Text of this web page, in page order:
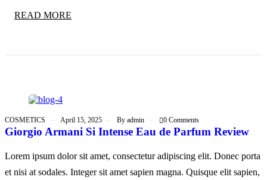
READ MORE
COSMETICS April 15, 2025 By admin 0 Comments
Giorgio Armani Si Intense Eau de Parfum Review
Lorem ipsum dolor sit amet, consectetur adipiscing elit. Donec porta
et nisi at sodales. Integer sit amet sapien magna. Quisque elit sapien,